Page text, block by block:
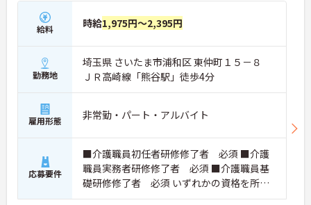
給料 時給1,975円～2,395円
勤務地
埼玉県 さいたま市浦和区 東仲町１５－８
ＪＲ高崎線「熊谷駅」徒歩4分
雇用形態 非常勤・パート・アルバイト
応募要件
■介護職員初任者研修修了者 必須 ■介護
職員実務者研修修了者 必須 ■介護職員基
礎研修修了者 必須 いずれかの資格を所持
で可